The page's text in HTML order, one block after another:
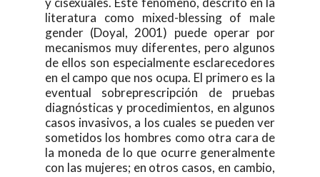
literatura como mixed-blessing of male
gender (Doyal, 2001) puede operar por
mecanismos muy diferentes, pero algunos
de ellos son especialmente esclarecedores
en el campo que nos ocupa. El primero es la
eventual sobreprescripción de pruebas
diagnósticas y procedimientos, en algunos
casos invasivos, a los cuales se pueden ver
sometidos los hombres como otra cara de
la moneda de lo que ocurre generalmente
con las mujeres; en otros casos, en cambio,